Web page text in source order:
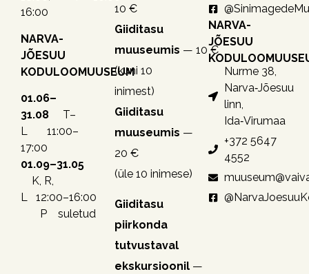
16:00
NARVA-
JÕESUU
KODULOOMUUSEUM
01.06–
31.08 T–
L 11:00–
17:00
01.09–31.05
K, R,
L 12:00–16:00
P suletud
10 €
Giiditasu
muuseumis — 10 €
(kuni 10
inimest)
Giiditasu
muuseumis —
20 €
(üle 10 inimese)
Giiditasu
piirkonda
tutvustaval
ekskursioonil —
NARVA-
JÕESUU
Nurme 38,
Narva‑Jõesuu
linn,
Ida‑Virumaa
+372 5647
4552